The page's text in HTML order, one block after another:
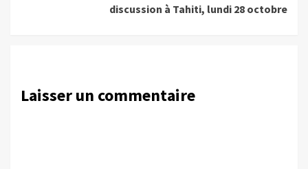
discussion à Tahiti, lundi 28 octobre
Laisser un commentaire